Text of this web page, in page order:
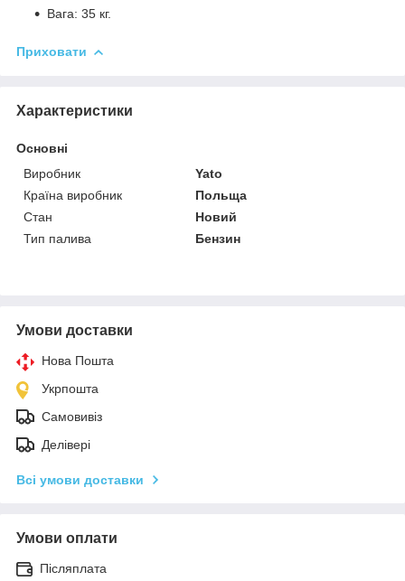
Вага: 35 кг.
Приховати
Характеристики
Основні
Виробник
Yato
Країна виробник
Польща
Стан
Новий
Тип палива
Бензин
Умови доставки
Нова Пошта
Укрпошта
Самовивіз
Делівері
Всі умови доставки
Умови оплати
Післяплата